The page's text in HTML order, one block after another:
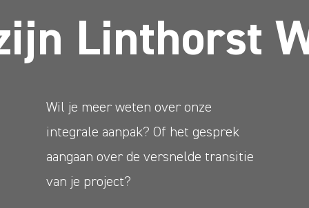
Linthorst
Wil je meer weten over onze
integrale aanpak? Of het gesprek
aangaan over de versnelde transitie
van je project?